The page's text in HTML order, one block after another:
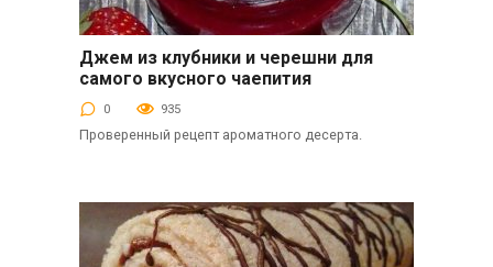
Джем из клубники и черешни для
самого вкусного чаепития
0 935
Проверенный рецепт ароматного десерта.